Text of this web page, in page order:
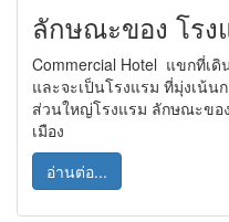
ลักษณะของ โรง
Commercial Hotel แขกที่เ
และจะเป็นโรงแรม ที่มุ่งเน้น
ส่วนใหญ่โรงแรม ลักษณะขอ
เมือง
อ่านต่อ...